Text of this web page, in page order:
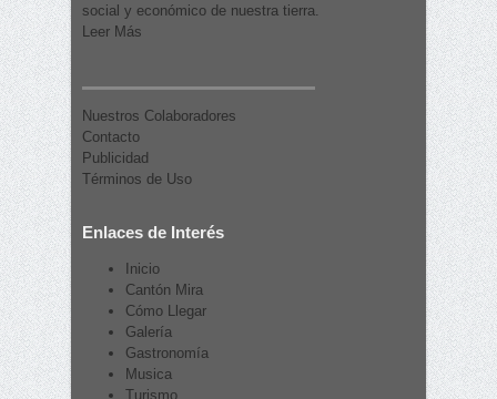
social y económico de nuestra tierra.
Leer Más
Nuestros Colaboradores
Contacto
Publicidad
Términos de Uso
Enlaces de Interés
Inicio
Cantón Mira
Cómo Llegar
Galería
Gastronomía
Musica
Turismo